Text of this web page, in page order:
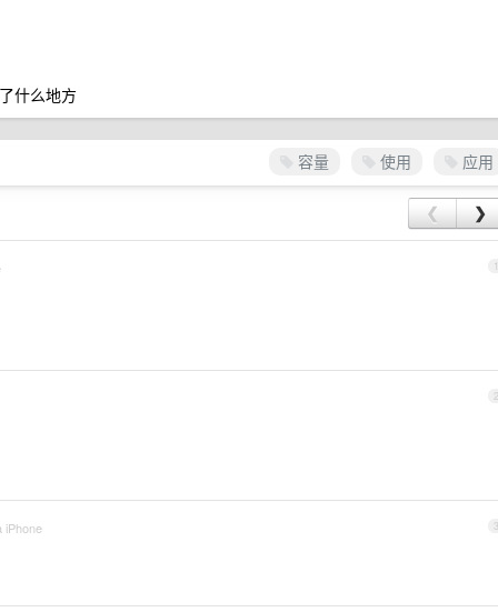
什么地方
容量 使用 应用
❮ ❯
1
2
3
iPhone